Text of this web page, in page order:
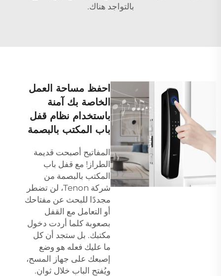
بالتواجد هناك.
احفظ مساحة العمل
الخاصة بك آمنة
باستخدام نظام قفل
باب المكتب بالبصمة
المفاتيح أصبحت قديمة
الطراز! مع قفل باب
المكتب بالبصمة من
شركة Tenon، لن تضطر
مجددًا للبحث عن مفتاحك
أو التعامل مع القفل
بصعوبة كلما أردت دخول
مكتبك. بل ستجد أن كل
ما عليك فعله هو وضع
إصبعك على جهاز المسح،
ويُفتح الباب خلال ثوانٍ.